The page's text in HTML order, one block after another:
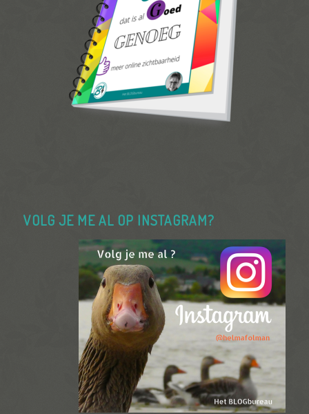
VOLG JE ME AL OP INSTAGRAM?